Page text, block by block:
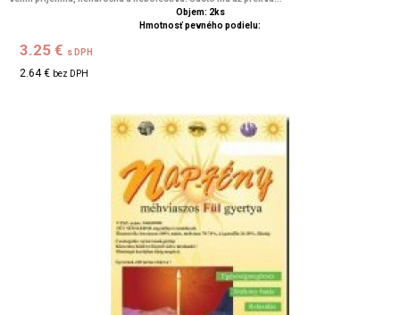
Objem: 2ks
Hmotnosť pevného podielu:
3.25 € s DPH
2.64 € bez DPH